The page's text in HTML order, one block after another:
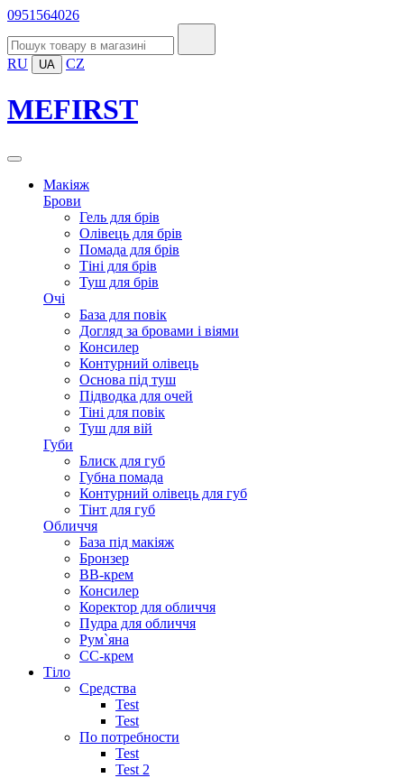
0951564026
RU UA CZ
MEFIRST
Макіяж
Брови
Гель для брів
Олівець для брів
Помада для брів
Тіні для брів
Туш для брів
Очі
База для повік
Догляд за бровами і віями
Консилер
Контурний олівець
Основа під туш
Підводка для очей
Тіні для повік
Туш для вій
Губи
Блиск для губ
Губна помада
Контурний олівець для губ
Тінт для губ
Обличчя
База під макіяж
Бронзер
ВВ-крем
Консилер
Коректор для обличчя
Пудра для обличчя
Рум`яна
СС-крем
Тіло
Средства
Test
Test
По потребности
Test
Test 2